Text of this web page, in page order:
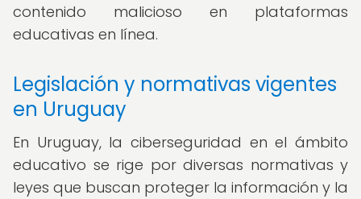
contenido malicioso en plataformas
educativas en línea.
Legislación y normativas vigentes
en Uruguay
En Uruguay, la ciberseguridad en el ámbito
educativo se rige por diversas normativas y
leyes que buscan proteger la información y la